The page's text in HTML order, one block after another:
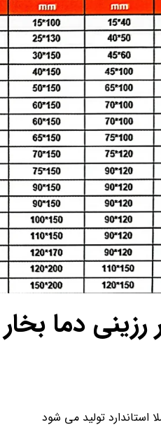
دما
تولید می شود